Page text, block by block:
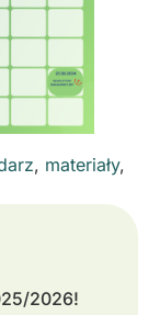
, materiały,
2026!